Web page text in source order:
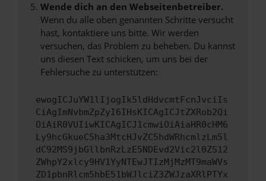
Wende dich an den Webseitenbetreiber.
Wenn du alle oben genannten Schritte versucht
hast, kontaktiere uns bitte. Wir werden
versuchen, das Problem zu beheben. Du kannst
uns diesen Text schicken, um uns bei der
Fehlersuche zu unterstützen:
ewogICJuYW1lIjogIk5ldHdvcmtFcnJvciIs
CiAgImNvbmZpZyI6IHsKICAgICJtZXRob2Qi
OiAiR0VUIiwKICAgICJ1cmwiOiAiaHR0cHM6
Ly9hcGkueC5ha3MtcHJvZC5hdWRhcmlzLm5l
dC92MS9jbGllbnRzLzE5NDEvd2Vic2l0ZS12
ZWhpY2xlcy9HV1YyNTEwJTIzMjMzMT9maWVs
ZD1pbnRlcm5hbE51bWJlciZ3ZWJzaXRlPTYx